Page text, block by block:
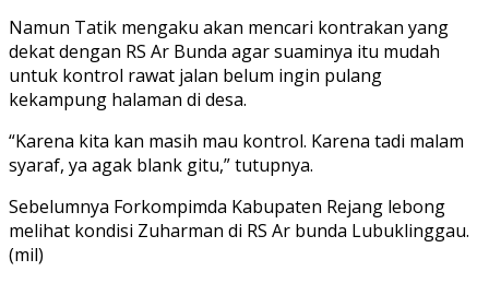
Namun Tatik mengaku akan mencari kontrakan yang
dekat dengan RS Ar Bunda agar suaminya itu mudah
untuk kontrol rawat jalan belum ingin pulang
kekampung halaman di desa.
“Karena kita kan masih mau kontrol. Karena tadi malam
syaraf, ya agak blank gitu,” tutupnya.
Sebelumnya Forkompimda Kabupaten Rejang lebong
melihat kondisi Zuharman di RS Ar bunda Lubuklinggau.
(mil)